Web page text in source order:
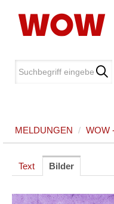
WOW - World of WIBERG
MEDIA
ÜBER UNS
MELDUNGEN / WOW
Text Bilder